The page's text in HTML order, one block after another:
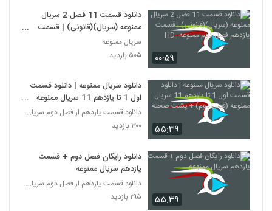
۰۰:۵۹
دانلود قسمت 11 فصل 2 سریال
ممنوعه (سریال)(قانونی) | قسمت
یازدهم فصل دوم ممنوعه -HD
سریال ممنوعه
۵۰۵ بازدید
۵۵:۳۹
دانلود سریال ممنوعه | دانلود قسمت
اول 1 تا یازدهم 11 سریال ممنوعه
(فصل دوم) + پشت صحنه
دانلود قسمت یازدهم از فصل دوم سریال ممنوعه
۳۰۰ بازدید
۵۵:۳۹
دانلود رایگان فصل دوم + قسمت
یازدهم سریال ممنوعه
دانلود قسمت یازدهم از فصل دوم سریال ممنوعه
۲۹۵ بازدید